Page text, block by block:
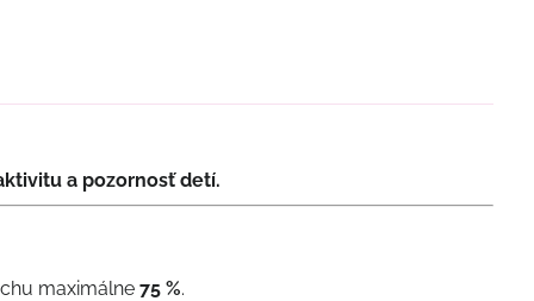
a pozornosť detí.
maximálne75 %.